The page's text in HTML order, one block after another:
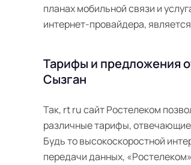
планах мобильной связи и
интернет-провайдера,
Тарифы и предложения
Сызган
Так, rt ru сайт Ростелеком
различные тарифы,
Будь то высокоскоростной
передачи данных,